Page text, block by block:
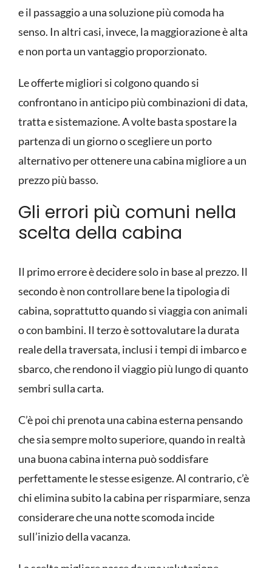
e il passaggio a una soluzione più comoda ha
senso. In altri casi, invece, la maggiorazione è alta
e non porta un vantaggio proporzionato.
Le offerte migliori si colgono quando si
confrontano in anticipo più combinazioni di data,
tratta e sistemazione. A volte basta spostare la
partenza di un giorno o scegliere un porto
alternativo per ottenere una cabina migliore a un
prezzo più basso.
Gli errori più comuni nella
scelta della cabina
Il primo errore è decidere solo in base al prezzo. Il
secondo è non controllare bene la tipologia di
cabina, soprattutto quando si viaggia con animali
o con bambini. Il terzo è sottovalutare la durata
reale della traversata, inclusi i tempi di imbarco e
sbarco, che rendono il viaggio più lungo di quanto
sembri sulla carta.
C’è poi chi prenota una cabina esterna pensando
che sia sempre molto superiore, quando in realtà
una buona cabina interna può soddisfare
perfettamente le stesse esigenze. Al contrario, c’è
chi elimina subito la cabina per risparmiare, senza
considerare che una notte scomoda incide
sull’inizio della vacanza.